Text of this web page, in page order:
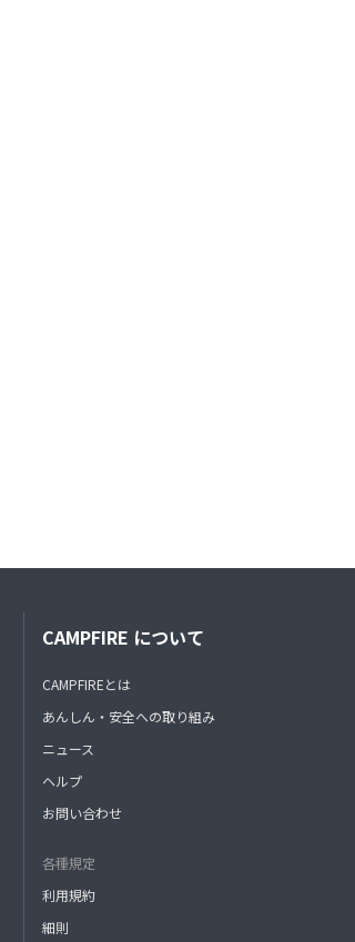
CAMPFIRE について
CAMPFIREとは
あんしん・安全への取り組み
ニュース
ヘルプ
お問い合わせ
各種規定
利用規約
細則